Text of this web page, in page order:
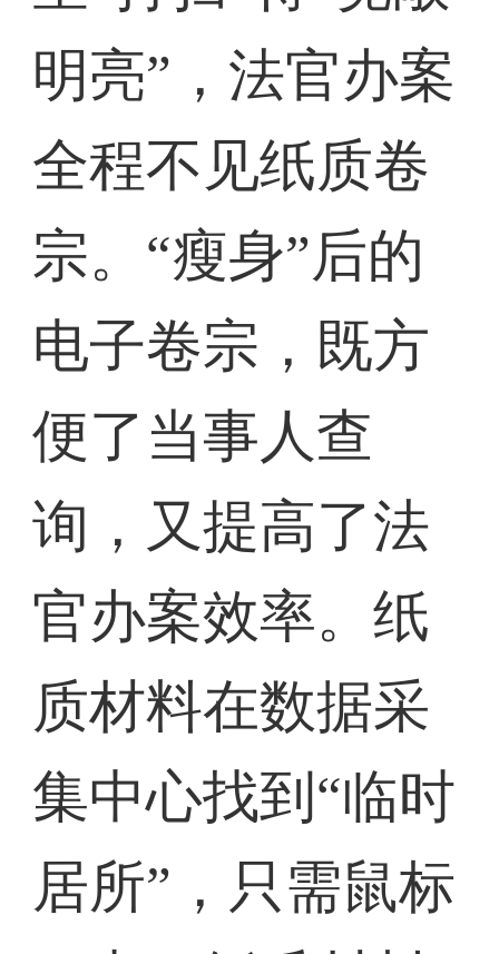
明亮”，法官办案
全程不见纸质卷
宗。“瘦身”后的
电子卷宗，既方
便了当事人查
询，又提高了法
官办案效率。纸
质材料在数据采
集中心找到“临时
居所”，只需鼠标